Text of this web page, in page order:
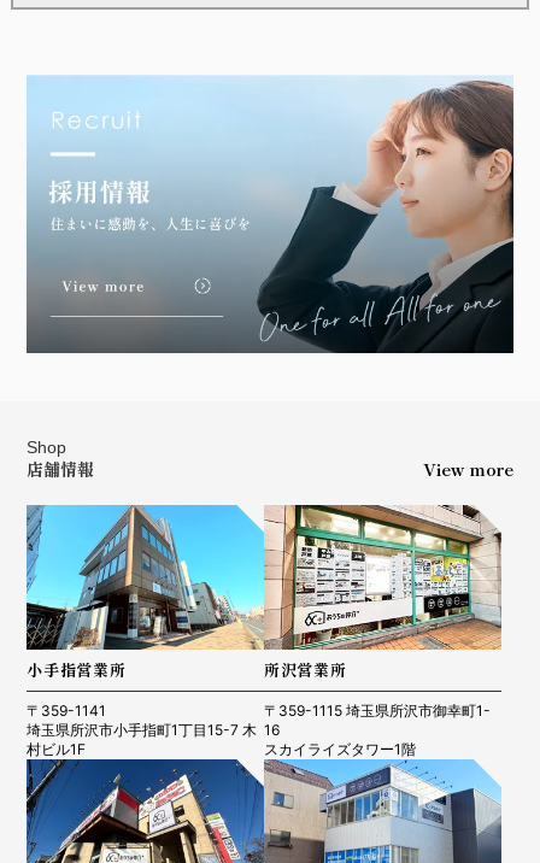
Shop
店舗情報 View more
小手指営業所
〒359-1141
埼玉県所沢市小手指町1丁目15-7 木
村ビル1F
所沢営業所
〒359-1115 埼玉県所沢市御幸町1-
16
スカイライズタワー1階